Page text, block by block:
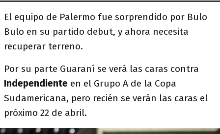
El equipo de Palermo fue sorprendido por Bulo
Bulo en su partido debut, y ahora necesita
recuperar terreno.
Por su parte Guaraní se verá las caras contra
Independiente en el Grupo A de la Copa
Sudamericana, pero recién se verán las caras el
próximo 22 de abril.